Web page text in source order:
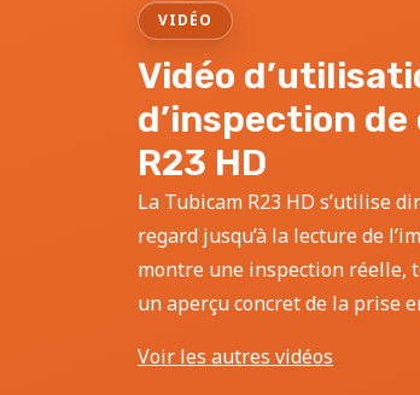
VIDÉO
Vidéo
d’inspection
R23 HD
La Tubicam R23 HD s’utilise
regard jusqu’à la lecture de
montre une inspection réelle,
un aperçu concret de la prise
Voir les autres vidéos